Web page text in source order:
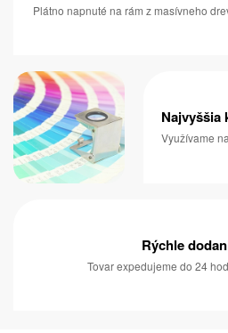
Plátno napnuté na rám z masívneho
Najvyššia
Využívame
Rýchle
Tovar expedujeme do 24